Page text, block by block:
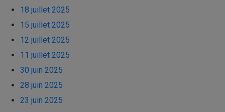
18 juillet 2025
15 juillet 2025
12 juillet 2025
11 juillet 2025
30 juin 2025
28 juin 2025
23 juin 2025